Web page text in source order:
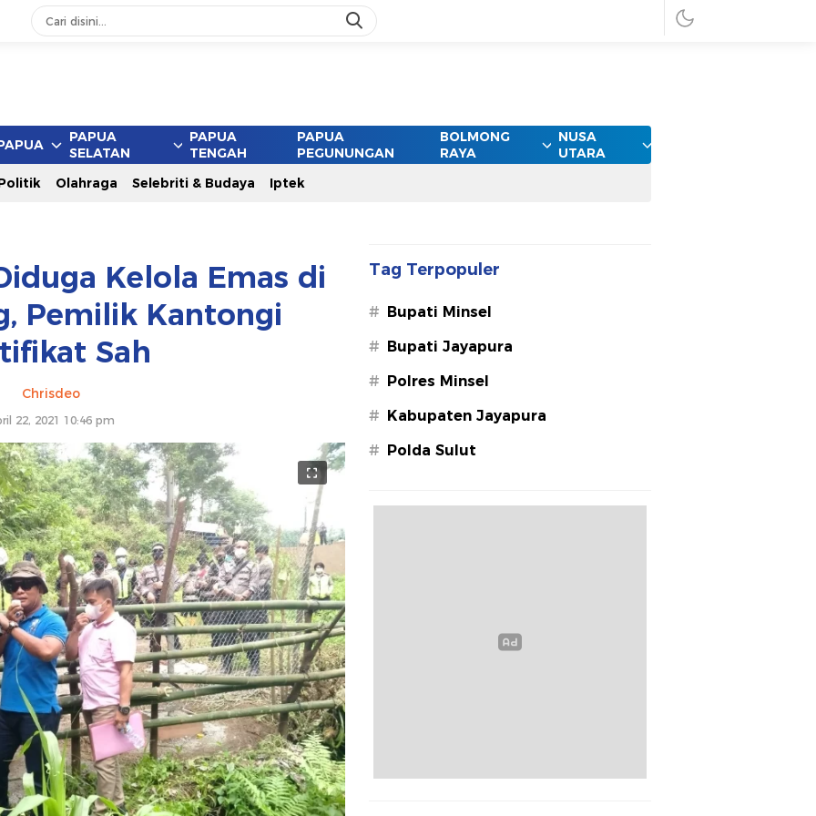
PAPUA
SELATAN
PAPUA
TENGAH
PAPUA
PEGUNUNGAN
BOLMONG
RAYA
NUSA
UTARA
Olahraga Selebriti & Budaya Iptek
Kelola Emas di
Pemilik Kantongi
Sah
Chrisdeo
22, 2021 10:46 pm
Tag Terpopuler
# Bupati Minsel
# Bupati Jayapura
# Polres Minsel
# Kabupaten Jayapura
# Polda Sulut